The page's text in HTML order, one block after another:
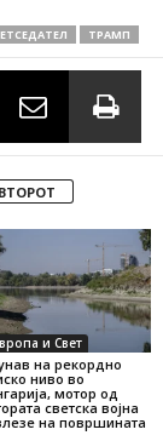
ТРАМП
и Свет
на рекордно
ниво во
мотор од
светска војна
на површината